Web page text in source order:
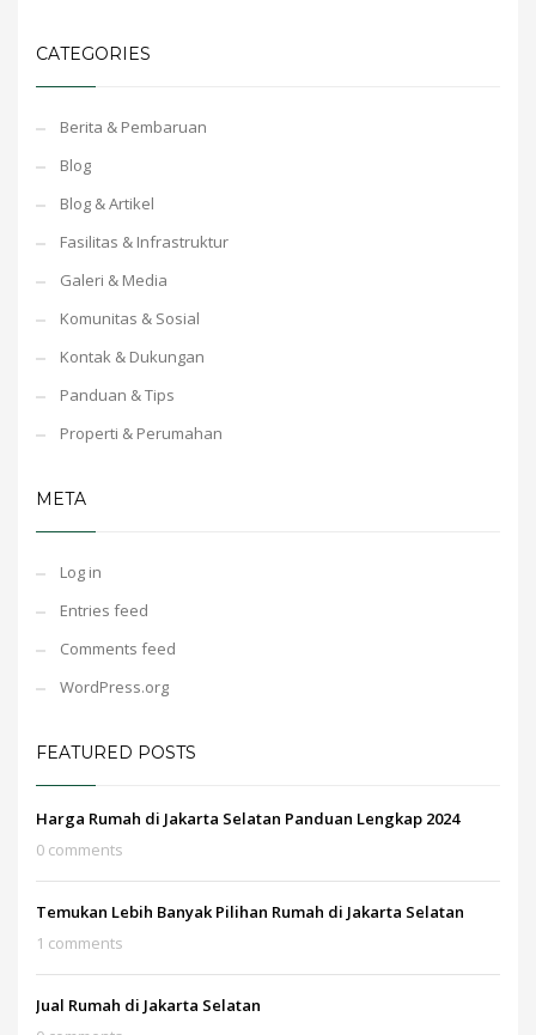
CATEGORIES
Berita & Pembaruan
Blog
Blog & Artikel
Fasilitas & Infrastruktur
Galeri & Media
Komunitas & Sosial
Kontak & Dukungan
Panduan & Tips
Properti & Perumahan
META
Log in
Entries feed
Comments feed
WordPress.org
FEATURED POSTS
Harga Rumah di Jakarta Selatan Panduan Lengkap 2024
0 comments
Temukan Lebih Banyak Pilihan Rumah di Jakarta Selatan
1 comments
Jual Rumah di Jakarta Selatan